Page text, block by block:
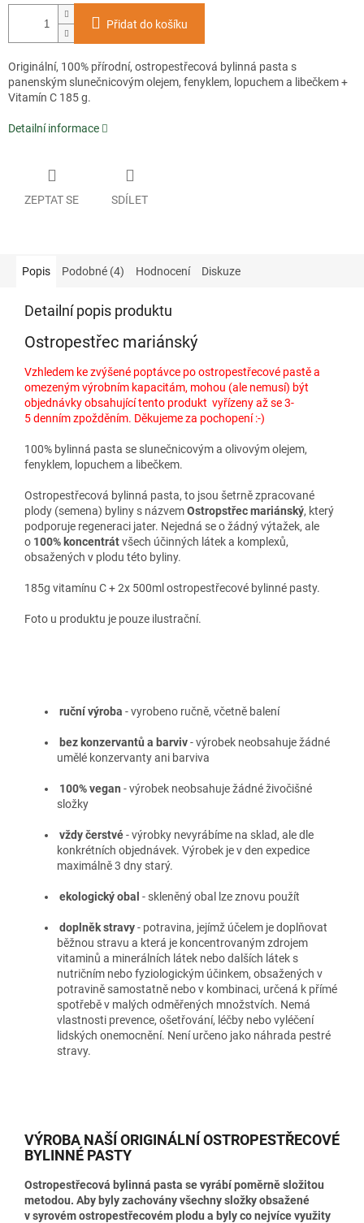
Přidat do košíku
Originální, 100% přírodní, ostropestřecová bylinná pasta s
panenským slunečnicovým olejem, fenyklem, lopuchem a libečkem +
Vitamín C 185 g.
Detailní informace
ZEPTAT SE SDÍLET
Popis Podobné (4) Hodnocení Diskuze
Detailní popis produktu
Ostropestřec mariánský
Vzhledem ke zvýšené poptávce po ostropestřecové pastě a
omezeným výrobním kapacitám, mohou (ale nemusí) být
objednávky obsahující tento produkt vyřízeny až se 3-
5 denním zpožděním. Děkujeme za pochopení :-)
100% bylinná pasta se slunečnicovým a olivovým olejem,
fenyklem, lopuchem a libečkem.
Ostropestřecová bylinná pasta, to jsou šetrně zpracované
plody (semena) byliny s názvemOstropstřec mariánský, který
podporuje regeneraci jater. Nejedná se o žádný výtažek, ale
o 100% koncentrátvšech účinných látek a komplexů,
obsažených v plodu této byliny.
185g vitamínu C + 2x 500ml ostropestřecové bylinné pasty.
Foto u produktu je pouze ilustrační.
ruční výroba -vyrobeno ručně, včetně balení
bez konzervantů a barviv- výrobek neobsahuje žádné
umělé konzervanty ani barviva
100% vegan - výrobek neobsahuje žádné živočišné
složky
vždy čerstvé- výrobky nevyrábíme na sklad, ale dle
konkrétních objednávek. Výrobek je v den expedice
maximálně 3 dny starý.
ekologický obal - skleněný obal lze znovu použít
doplněk stravy- potravina, jejímž účelem je doplňovat
běžnou stravu a která je koncentrovaným zdrojem
vitaminů a minerálních látek nebo dalších látek s
nutričním nebo fyziologickým účinkem, obsažených v
potravině samostatně nebo v kombinaci, určená k přímé
spotřebě v malých odměřených množstvích. Nemá
vlastnosti prevence, ošetřování, léčby nebo vyléčení
lidských onemocnění. Není určeno jako náhrada pestré
stravy.
VÝROBA NAŠÍ ORIGINÁLNÍ OSTROPESTŘECOVÉ
BYLINNÉ PASTY
Ostropestřecová bylinná pasta se vyrábí poměrně složitou
metodou. Aby byly zachovány všechny složky obsažené
v syrovém ostropestřecovém plodu a byly co nejvíce využity